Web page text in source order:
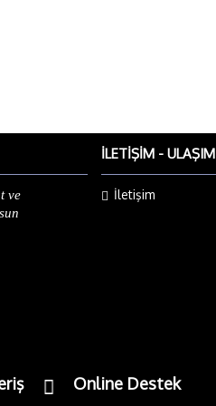
ve
İLETIŞIM - ULAŞIM
İletişim
Online Destek